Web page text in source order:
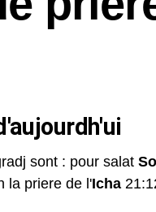
sont : pour salat
la priere de l'Icha